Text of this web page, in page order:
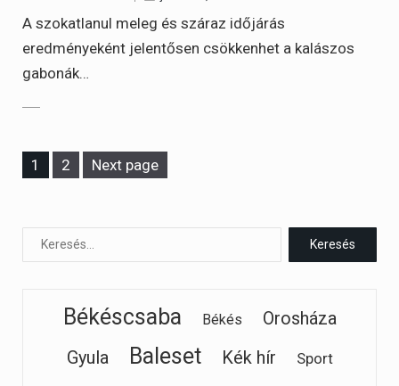
A szokatlanul meleg és száraz időjárás
eredményeként jelentősen csökkenhet a kalászos
gabonák…
Page
1 Page
2 Next page
Békéscsaba Békés
Orosháza
Gyula
Baleset Kék hír Sport